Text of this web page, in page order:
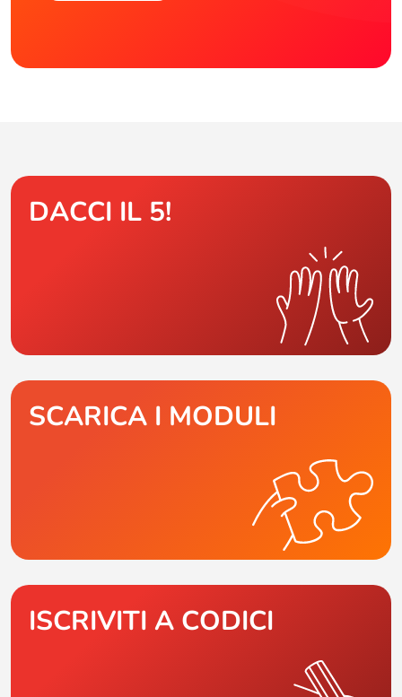
DACCI IL 5!
SCARICA I MODULI
ISCRIVITI A CODICI